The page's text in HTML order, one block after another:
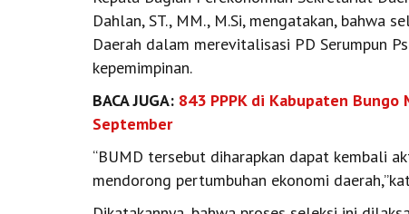
Dahlan, ST., MM., M.Si, mengatakan, bahwa
Daerah dalam merevitalisasi PD Serumpun
kepemimpinan.
BACA JUGA: 843 PPPK di Kabupaten Bungo
September
“BUMD tersebut diharapkan dapat kembali
mendorong pertumbuhan ekonomi